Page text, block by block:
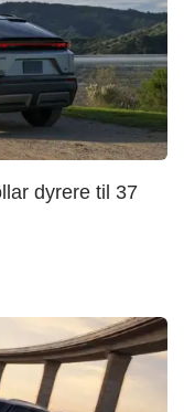
dyrere til 37